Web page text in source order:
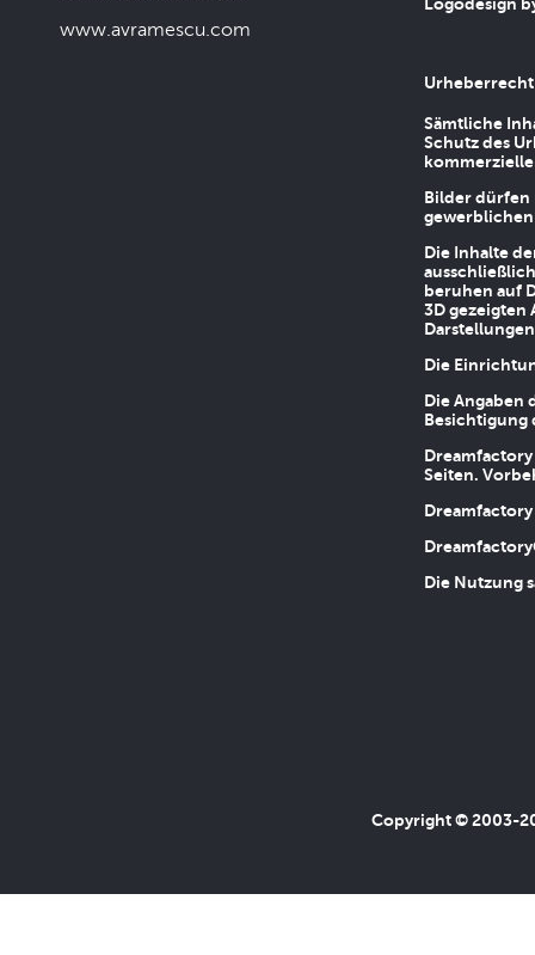
www.avramescu.com
Urheberrecht
Sämtliche
Schutz des
Bilder dürfen
Die Inhalte
beruhen auf
3D gezeigten
Die
Die
Besichtigung
Seiten.
Die Nutzung
Copyright © 2003-